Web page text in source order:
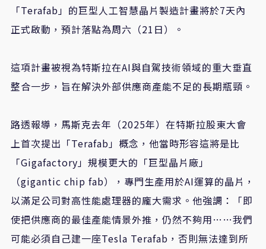
「Terafab」的巨型人工智慧晶片製造計畫將於7天內
正式啟動，預計落點為周六（21日）。
這項計畫被視為特斯拉在AI與自駕技術領域的重大垂直
整合一步，旨在解決外部供應商產能不足的長期瓶頸。
路透報導，馬斯克去年（2025年）在特斯拉股東大會
上首次提出「Terafab」概念，他當時形容這將是比
「Gigafactory」規模更大的「巨型晶片廠」
（gigantic chip fab），專門生產用於AI運算的晶片，
以滿足公司對高性能處理器的龐大需求。他強調：「即
使把供應商的最佳產能情景外推，仍然不夠用……我們
可能必須自己建一座Tesla Terafab，否則無法達到所